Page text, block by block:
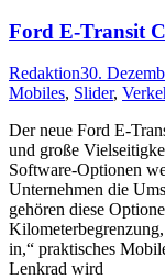
Ford E-Transit
Redaktion30.
Mobiles, Slider,
Der neue Ford E-
und große
Software-Optionen
Unternehmen die
gehören diese
in,“ praktisches
Lenkrad wird